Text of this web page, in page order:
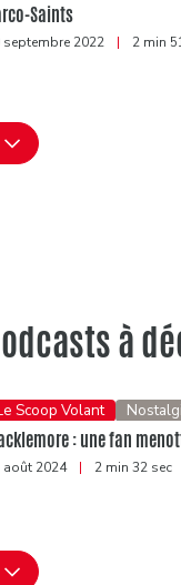
Saints
septembre 2022 | 2 min
à
Scoop Volant
: une fan
août 2024 | 2 min 32 sec